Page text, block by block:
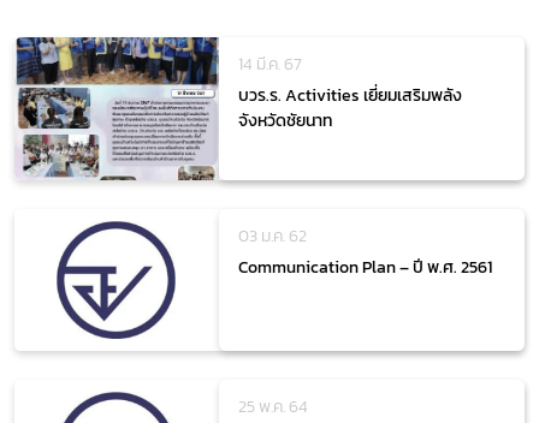
14 มี.ค. 67
บวร.ร. Activities เยี่ยมเสริมพลัง
จังหวัดชัยนาท
03 ม.ค. 62
Communication Plan – ปี พ.ศ. 2561
25 พ.ค. 64